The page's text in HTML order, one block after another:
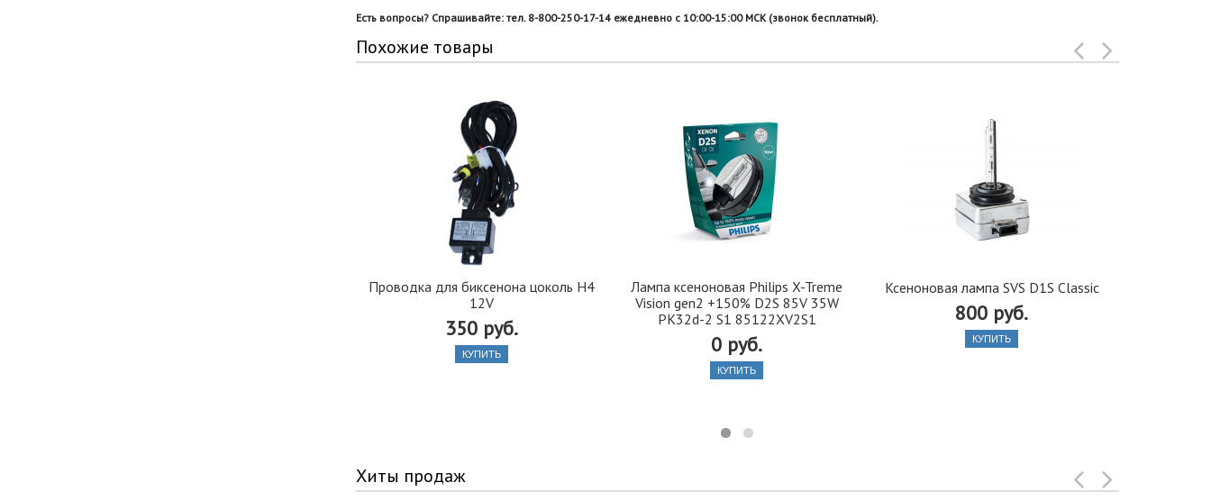
Есть вопросы? Спрашивайте: тел. 8-800-250-17-14 ежедневно с 10:00-15:00 МСК (звонок бесплатный).
Похожие товары
Проводка для биксенона цоколь H4
12V
350 руб.
КУПИТЬ
Лампа ксеноновая Philips X-Treme
Vision gen2 +150% D2S 85V 35W
PK32d-2 S1 85122XV2S1
0 руб.
КУПИТЬ
Ксеноновая лампа SVS D1S Classic
800 руб.
КУПИТЬ
Хиты продаж